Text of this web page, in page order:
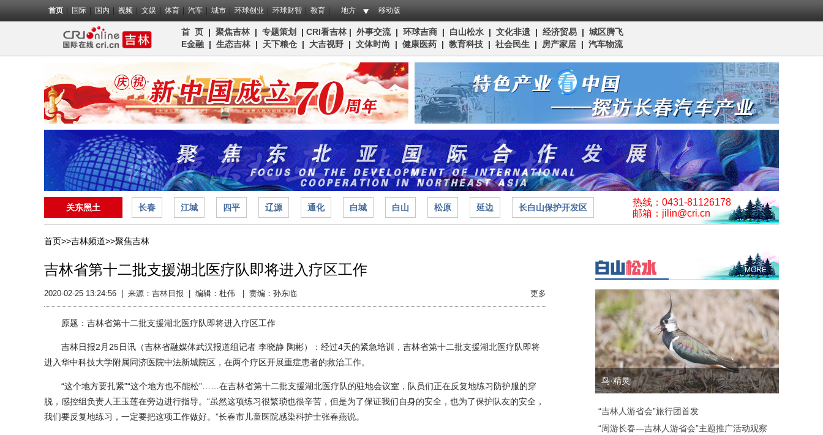
首页 国际 国内 视频 文娱 体育 汽车 城市 环球创业 环球财智 教育 地方 移动版
首 页 | 聚焦吉林| 专题策划 | CRI看吉林 | 外事交流| 环球吉商 | 白山松水 | 文化非遗 | 经济贸易 | 城区腾飞
E金融 | 生态吉林| 天下粮仓 | 大吉视野 | 文体时尚 | 健康医药 | 教育科技 | 社会民生 | 房产家居 | 汽车物流
关东黑土 长春 江城 四平 辽源 通化 白城 白山 松原 延边 长白山保护开发区
热线：0431-81126178
邮箱：jilin@cri.cn
首页>>吉林频道>>聚焦吉林
吉林省第十二批支援湖北医疗队即将进入疗区工作
2020-02-25 13:24:56 来源： 吉林日报 编辑：杜伟 | 责编：孙东临 更多
原题：吉林省第十二批支援湖北医疗队即将进入疗区工作
吉林日报2月25日讯（吉林省融媒体武汉报道组记者 李晓静 陶彬）：经过4天的紧急培训，吉林省第十二批支援湖北医疗队即将
进入华中科技大学附属同济医院中法新城院区，在两个疗区开展重症患者的救治工作。
“这个地方要扎紧”“这个地方也不能松”……在吉林省第十二批支援湖北医疗队的驻地会议室，队员们正在反复地练习防护服的穿
脱，感控组负责人王玉莲在旁边进行指导。“虽然这项练习很繁琐也很辛苦，但是为了保证我们自身的安全，也为了保护队友的安全，
我们要反复地练习，一定要把这项工作做好。”长春市儿童医院感染科护士张春燕说。
MORE
鸟·精灵
“吉林人游省会”旅行团首发
“周游长春—吉林人游省会”主题推广活动观察